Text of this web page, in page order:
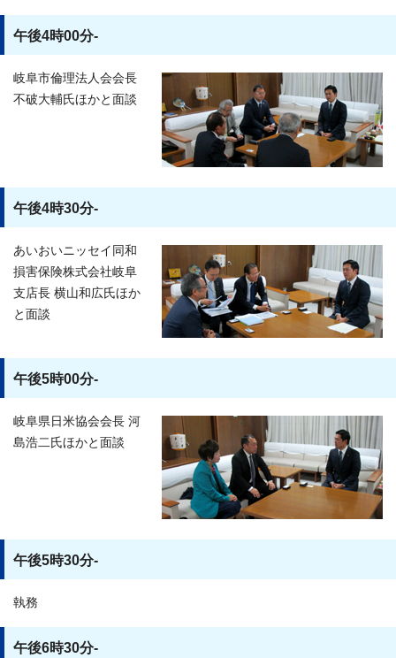
午後4時00分-
岐阜市倫理法人会会長
不破大輔氏ほかと面談
午後4時30分-
あいおいニッセイ同和
損害保険株式会社岐阜
支店長 横山和広氏ほか
と面談
午後5時00分-
岐阜県日米協会会長 河
島浩二氏ほかと面談
午後5時30分-
執務
午後6時30分-